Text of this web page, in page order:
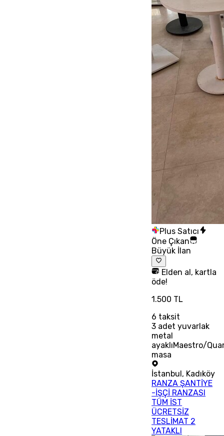
Plus Satıcı
Öne Çıkan
Büyük İlan
Elden al, kartla
öde!
1.500 TL
6 taksit
3 adet yuvarlak
metal
ayaklıMaestro/
masa
İstanbul, Kadıköy
RANZA ŞANTİYE
-İŞÇİ RANZASI
TÜM İST
ÜCRETSİZ
TESLİMAT 2
YATAKLI